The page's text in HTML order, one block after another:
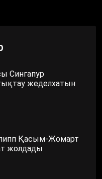
Сингапур
жеделхатын
Қасым-Жомарт
жолдады